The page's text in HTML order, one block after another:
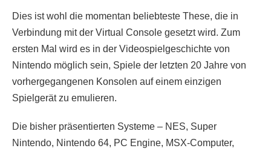
Dies ist wohl die momentan beliebteste These, die in
Verbindung mit der Virtual Console gesetzt wird. Zum
ersten Mal wird es in der Videospielgeschichte von
Nintendo möglich sein, Spiele der letzten 20 Jahre von
vorhergegangenen Konsolen auf einem einzigen
Spielgerät zu emulieren.
Die bisher präsentierten Systeme – NES, Super
Nintendo, Nintendo 64, PC Engine, MSX-Computer,